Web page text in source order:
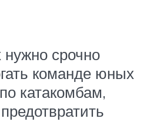
срочно
команде юных
катакомбам,